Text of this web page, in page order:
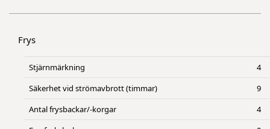
Frys
Stjärnmärkning
4
Säkerhet vid strömavbrott (timmar)
9
Antal frysbackar/-korgar
4